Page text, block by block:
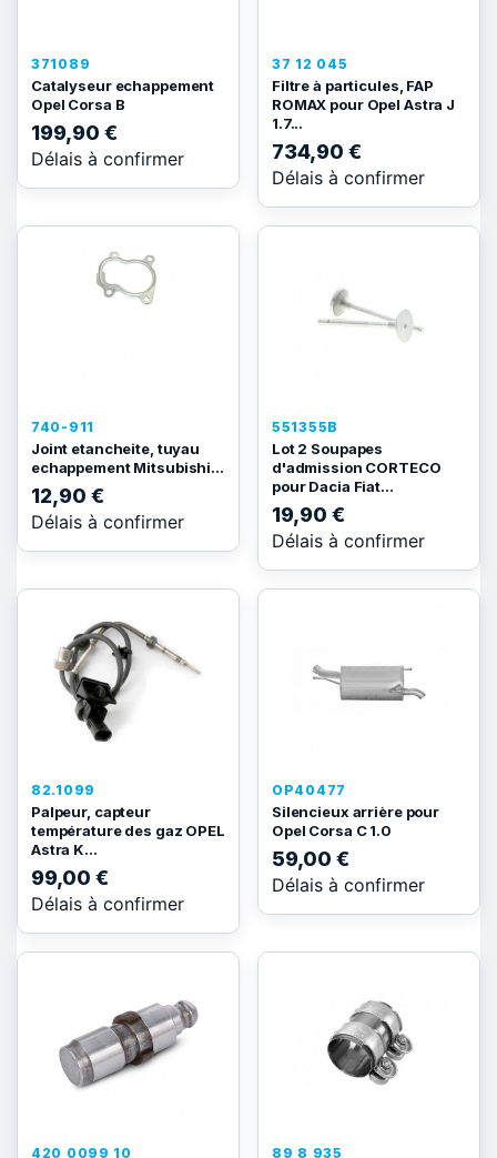
371089
Catalyseur echappement
Opel Corsa B
199,90 €
Délais à confirmer
37 12 045
Filtre à particules, FAP
ROMAX pour Opel Astra J
1.7...
734,90 €
Délais à confirmer
740-911
Joint etancheite, tuyau
echappement Mitsubishi...
12,90 €
Délais à confirmer
551355B
Lot 2 Soupapes
d'admission CORTECO
pour Dacia Fiat...
19,90 €
Délais à confirmer
82.1099
Palpeur, capteur
température des gaz OPEL
Astra K...
99,00 €
Délais à confirmer
OP40477
Silencieux arrière pour
Opel Corsa C 1.0
59,00 €
Délais à confirmer
420 0099 10 89 8 935